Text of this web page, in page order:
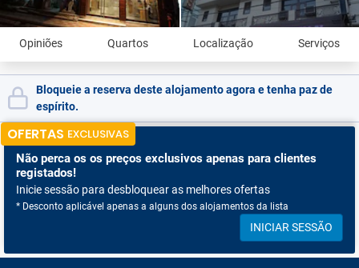
Opiniões Quartos Localização Serviços
Bloqueie a reserva deste alojamento agora e tenha paz de
espírito.
OFERTAS EXCLUSIVAS
Não perca os os preços exclusivos apenas para clientes
registados!
Inicie sessão para desbloquear as melhores ofertas
* Desconto aplicável apenas a alguns dos alojamentos da lista
INICIAR SESSÃO